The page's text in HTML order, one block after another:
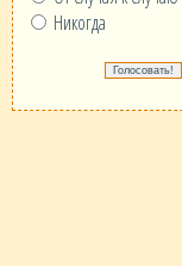
Никогда